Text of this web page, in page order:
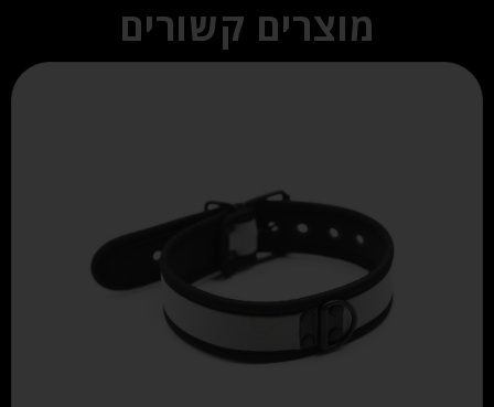
מוצרים קשורים